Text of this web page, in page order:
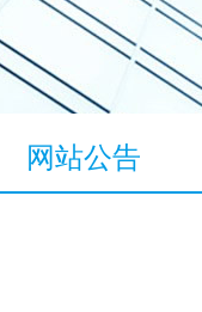
网站公告